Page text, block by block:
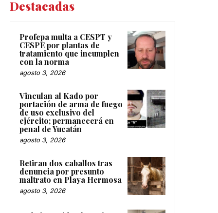
Destacadas
Profepa multa a CESPT y
CESPE por plantas de
tratamiento que incumplen
con la norma
agosto 3, 2026
Vinculan al Kado por
portación de arma de fuego
de uso exclusivo del
ejército; permanecerá en
penal de Yucatán
agosto 3, 2026
Retiran dos caballos tras
denuncia por presunto
maltrato en Playa Hermosa
agosto 3, 2026